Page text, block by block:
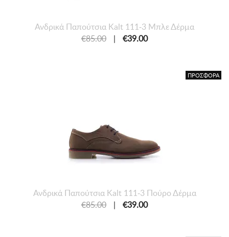
Ανδρικά Παπούτσια Kalt 111-3 Μπλε Δέρμα
€85.00
| €39.00
ΠΡΟΣΦΟΡΑ
Ανδρικά Παπούτσια Kalt 111-3 Πούρο Δέρμα
€85.00
| €39.00